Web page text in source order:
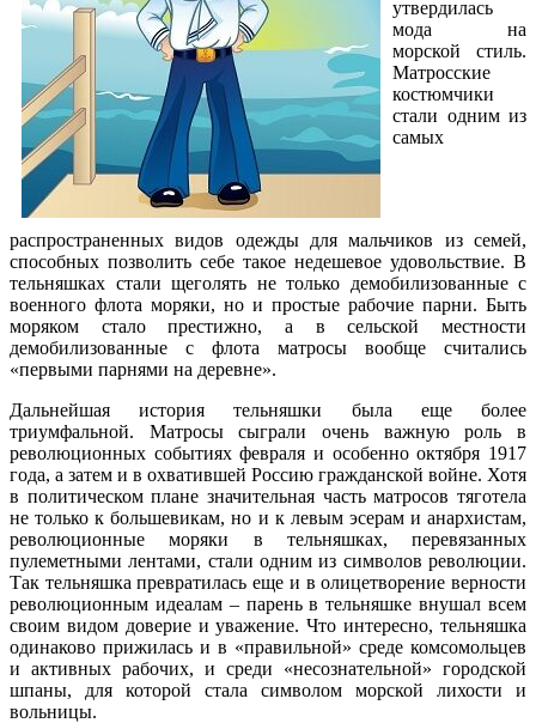
утвердилась
мода на
морской стиль.
Матросские
костюмчики
стали одним из
самых
распространенных видов одежды для мальчиков из семей,
способных позволить себе такое недешевое удовольствие. В
тельняшках стали щеголять не только демобилизованные с
военного флота моряки, но и простые рабочие парни. Быть
моряком стало престижно, а в сельской местности
демобилизованные с флота матросы вообще считались
«первыми парнями на деревне».
Дальнейшая история тельняшки была еще более
триумфальной. Матросы сыграли очень важную роль в
революционных событиях февраля и особенно октября 1917
года, а затем и в охватившей Россию гражданской войне. Хотя
в политическом плане значительная часть матросов тяготела
не только к большевикам, но и к левым эсерам и анархистам,
революционные моряки в тельняшках, перевязанных
пулеметными лентами, стали одним из символов революции.
Так тельняшка превратилась еще и в олицетворение верности
революционным идеалам – парень в тельняшке внушал всем
своим видом доверие и уважение. Что интересно, тельняшка
одинаково прижилась и в «правильной» среде комсомольцев
и активных рабочих, и среди «несознательной» городской
шпаны, для которой стала символом морской лихости и
вольницы.